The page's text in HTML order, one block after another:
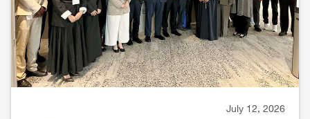
July 12, 2026